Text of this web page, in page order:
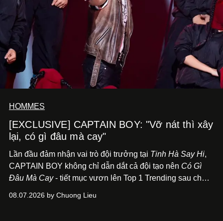
HOMMES
[EXCLUSIVE] CAPTAIN BOY: "Vỡ nát thì xây
lại, có gì đâu mà cay"
Lần đầu đảm nhận vai trò đội trưởng tại Tinh Hà Say Hi,
CAPTAIN BOY không chỉ dẫn dắt cả đội tạo nên Có Gì
Đâu Mà Cay- tiết mục vươn lên Top 1 Trending sau chưa
để lắng nghe, kết nối và tin tưởng đồng đội. Với nam
08.07.2026 by Chuong Lieu